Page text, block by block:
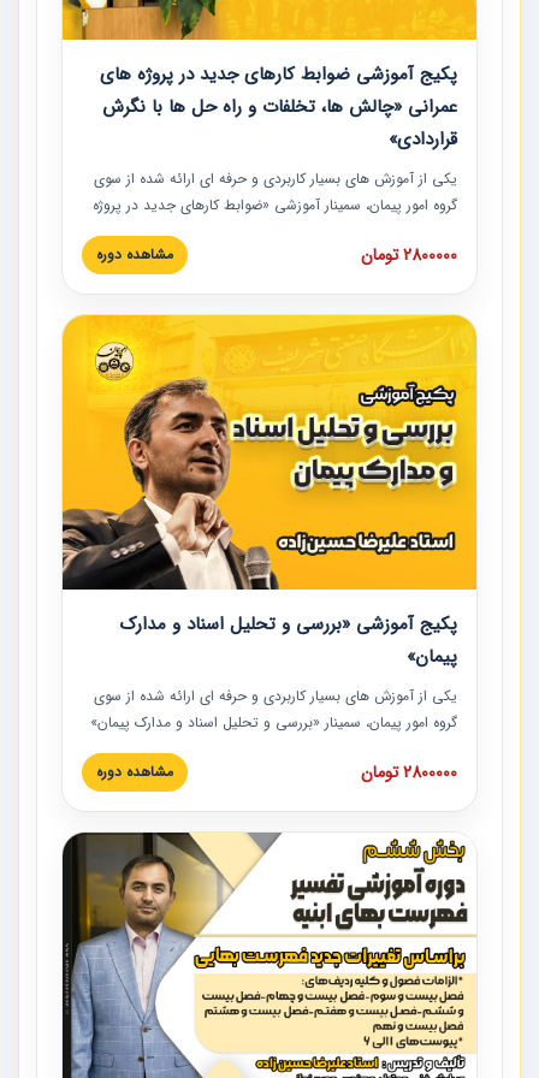
پکیج آموزشی ضوابط کارهای جدید در پروژه های
عمرانی «چالش ها، تخلفات و راه حل ها با نگرش
قراردادی»
یکی از آموزش‏‏‏‏‏‏ های بسیار کاربردی و حرفه‏ ای ارائه شده از سوی
گروه امور پیمان، سمینار آموزشی «ضوابط کارهای جدید در پروژه
های عمرانی» چالش ها، تخلفات و راه حل ها با نگرش قراردادی
است که در محل سندیکای شرکت های ساختمانی کشور ارائه شد.
مدارک پیمان به همراه تجربیات عملی ارائه شده است.
2800000 تومان مشاهده دوره
پکیج آموزشی «بررسی و تحلیل اسناد و مدارک
پیمان»
یکی از آموزش‏‏‏‏‏‏ های بسیار کاربردی و حرفه‏ ای ارائه شده از سوی
گروه امور پیمان، سمینار «بررسی و تحلیل اسناد و مدارک پیمان»
است که در دانشگاه صنعتی شریف ارائه شد. در این آموزش
نکات کلیدی مربوط به اسناد و مدارک پیمان، اولویت بندی اسناد
پیمان به همراه تجربیات عملی در این خصوص ارائه شده است.
2800000 تومان مشاهده دوره